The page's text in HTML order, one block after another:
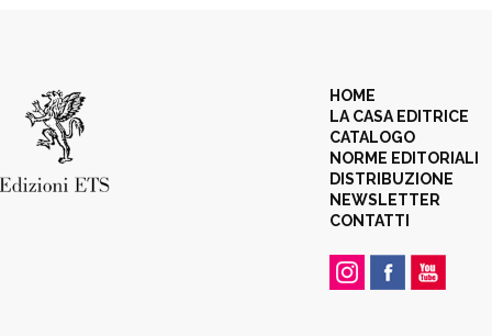
HOME
LA CASA EDITRICE
CATALOGO
NORME EDITORIALI
DISTRIBUZIONE
NEWSLETTER
CONTATTI